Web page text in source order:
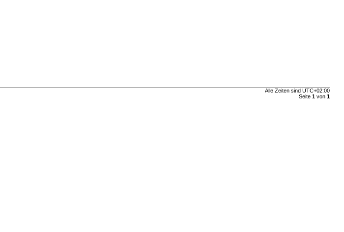
Alle Zeiten sind UTC+02:00
Seite 1von 1